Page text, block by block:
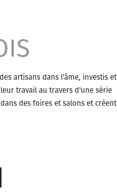
artisans dans l'âme, investis et
travail au travers d'une série
des foires et salons et créent